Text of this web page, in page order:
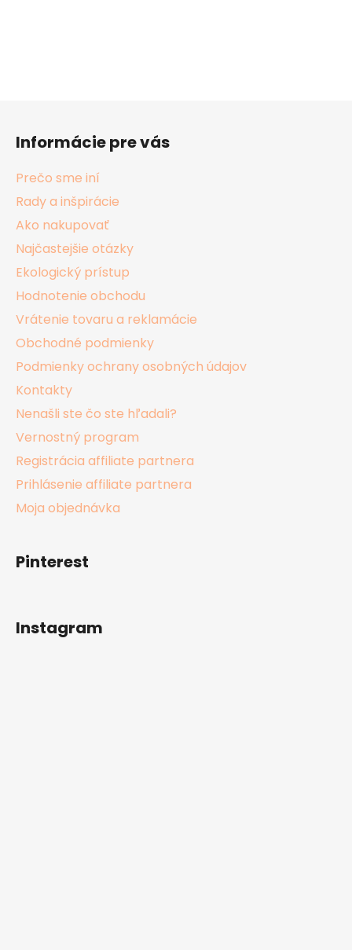
Informácie pre vás
Prečo sme iní
Rady a inšpirácie
Ako nakupovať
Najčastejšie otázky
Ekologický prístup
Hodnotenie obchodu
Vrátenie tovaru a reklamácie
Obchodné podmienky
Podmienky ochrany osobných údajov
Kontakty
Nenašli ste čo ste hľadali?
Vernostný program
Registrácia affiliate partnera
Prihlásenie affiliate partnera
Moja objednávka
Pinterest
Instagram